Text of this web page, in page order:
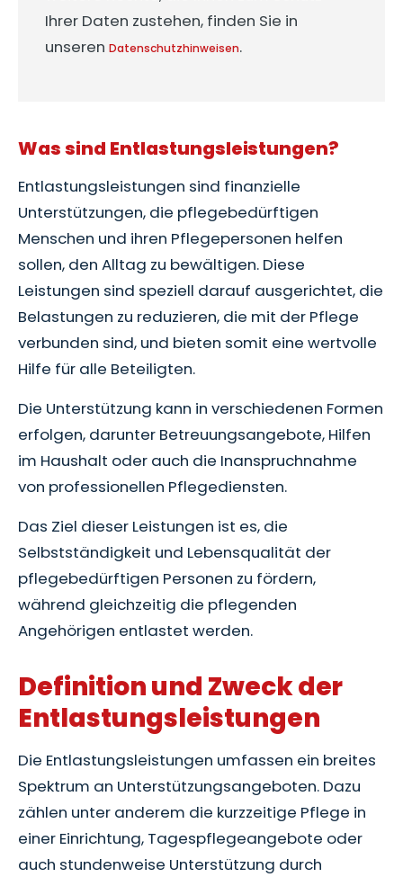
Ihrer Daten zustehen, finden Sie in
unseren Datenschutzhinweisen.
Was sind Entlastungsleistungen?
Entlastungsleistungen sind finanzielle
Unterstützungen, die pflegebedürftigen
Menschen und ihren Pflegepersonen helfen
sollen, den Alltag zu bewältigen. Diese
Leistungen sind speziell darauf ausgerichtet, die
Belastungen zu reduzieren, die mit der Pflege
verbunden sind, und bieten somit eine wertvolle
Hilfe für alle Beteiligten.
Die Unterstützung kann in verschiedenen Formen
erfolgen, darunter Betreuungsangebote, Hilfen
im Haushalt oder auch die Inanspruchnahme
von professionellen Pflegediensten.
Das Ziel dieser Leistungen ist es, die
Selbstständigkeit und Lebensqualität der
pflegebedürftigen Personen zu fördern,
während gleichzeitig die pflegenden
Angehörigen entlastet werden.
Definition und Zweck der
Entlastungsleistungen
Die Entlastungsleistungen umfassen ein breites
Spektrum an Unterstützungsangeboten. Dazu
zählen unter anderem die kurzzeitige Pflege in
einer Einrichtung, Tagespflegeangebote oder
auch stundenweise Unterstützung durch